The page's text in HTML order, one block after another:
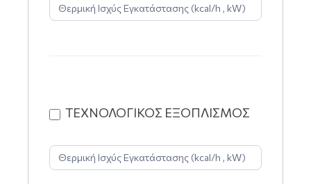
ΤΕΧΝΟΛΟΓΙΚΟΣ ΕΞΟΠΛΙΣΜΟΣ